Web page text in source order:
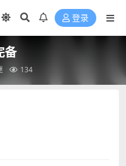
登录
备
134